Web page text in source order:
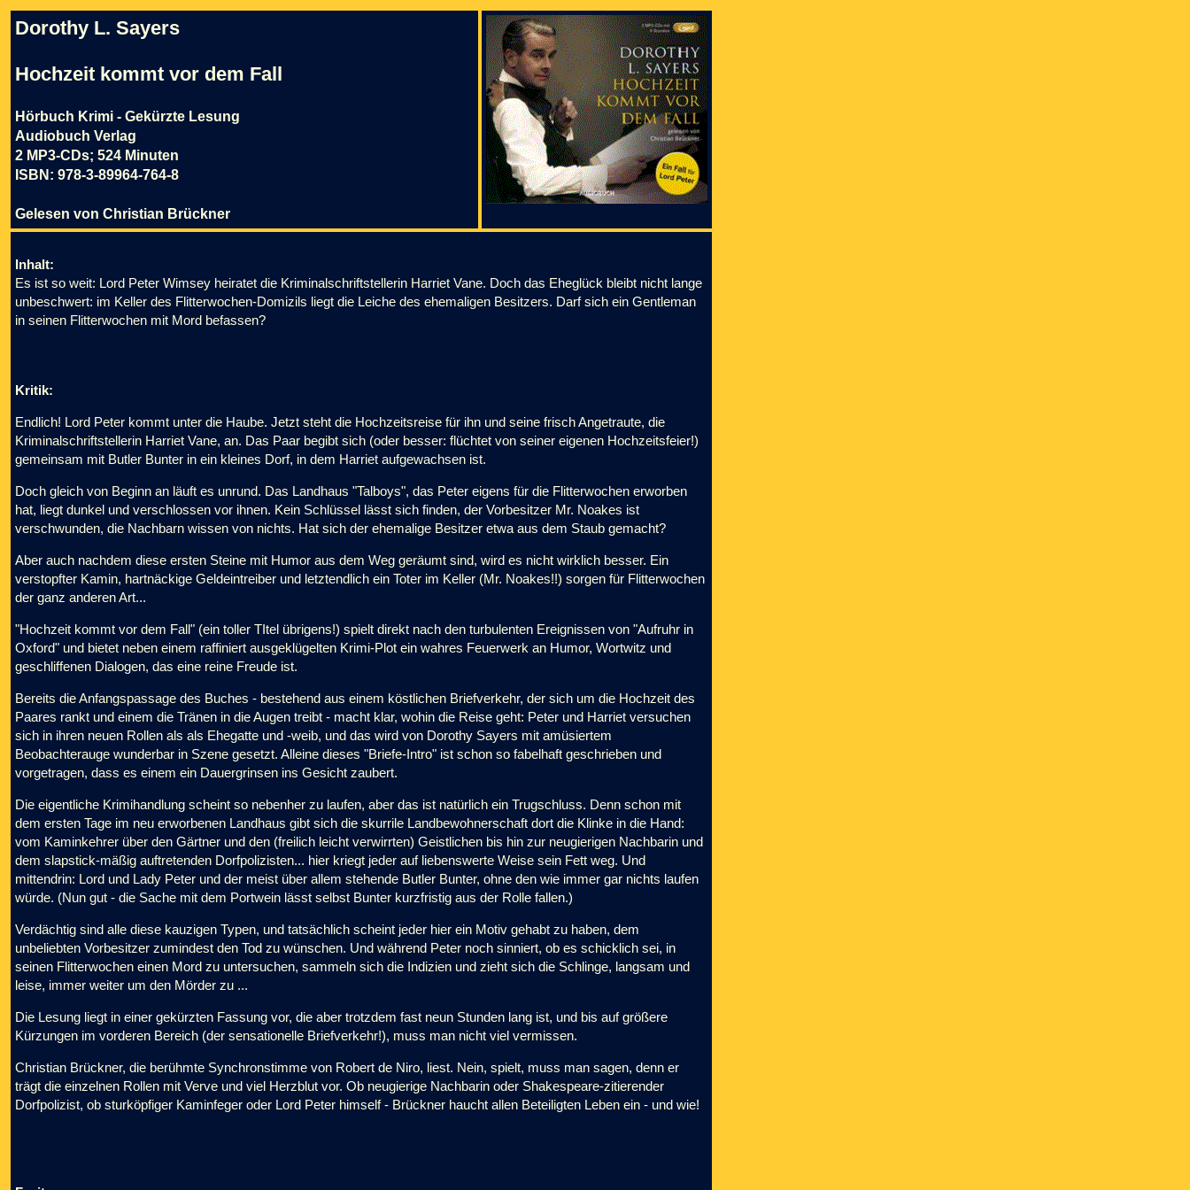
Dorothy L. Sayers
Hochzeit kommt vor dem Fall
Hörbuch Krimi - Gekürzte Lesung
Audiobuch Verlag
2 MP3-CDs; 524 Minuten
ISBN: 978-3-89964-764-8
Gelesen von Christian Brückner
Inhalt:
Es ist so weit: Lord Peter Wimsey heiratet die Kriminalschriftstellerin Harriet Vane. Doch das Eheglück bleibt nicht lange
unbeschwert: im Keller des Flitterwochen-Domizils liegt die Leiche des ehemaligen Besitzers. Darf sich ein Gentleman
in seinen Flitterwochen mit Mord befassen?
Kritik:
Endlich! Lord Peter kommt unter die Haube. Jetzt steht die Hochzeitsreise für ihn und seine frisch Angetraute, die
Kriminalschriftstellerin Harriet Vane, an. Das Paar begibt sich (oder besser: flüchtet von seiner eigenen Hochzeitsfeier!)
gemeinsam mit Butler Bunter in ein kleines Dorf, in dem Harriet aufgewachsen ist.
Doch gleich von Beginn an läuft es unrund. Das Landhaus "Talboys", das Peter eigens für die Flitterwochen erworben
hat, liegt dunkel und verschlossen vor ihnen. Kein Schlüssel lässt sich finden, der Vorbesitzer Mr. Noakes ist
verschwunden, die Nachbarn wissen von nichts. Hat sich der ehemalige Besitzer etwa aus dem Staub gemacht?
Aber auch nachdem diese ersten Steine mit Humor aus dem Weg geräumt sind, wird es nicht wirklich besser. Ein
verstopfter Kamin, hartnäckige Geldeintreiber und letztendlich ein Toter im Keller (Mr. Noakes!!) sorgen für Flitterwochen
der ganz anderen Art...
"Hochzeit kommt vor dem Fall" (ein toller TItel übrigens!) spielt direkt nach den turbulenten Ereignissen von "Aufruhr in
Oxford" und bietet neben einem raffiniert ausgeklügelten Krimi-Plot ein wahres Feuerwerk an Humor, Wortwitz und
geschliffenen Dialogen, das eine reine Freude ist.
Bereits die Anfangspassage des Buches - bestehend aus einem köstlichen Briefverkehr, der sich um die Hochzeit des
Paares rankt und einem die Tränen in die Augen treibt - macht klar, wohin die Reise geht: Peter und Harriet versuchen
sich in ihren neuen Rollen als als Ehegatte und -weib, und das wird von Dorothy Sayers mit amüsiertem
Beobachterauge wunderbar in Szene gesetzt. Alleine dieses "Briefe-Intro" ist schon so fabelhaft geschrieben und
vorgetragen, dass es einem ein Dauergrinsen ins Gesicht zaubert.
Die eigentliche Krimihandlung scheint so nebenher zu laufen, aber das ist natürlich ein Trugschluss. Denn schon mit
dem ersten Tage im neu erworbenen Landhaus gibt sich die skurrile Landbewohnerschaft dort die Klinke in die Hand:
vom Kaminkehrer über den Gärtner und den (freilich leicht verwirrten) Geistlichen bis hin zur neugierigen Nachbarin und
dem slapstick-mäßig auftretenden Dorfpolizisten... hier kriegt jeder auf liebenswerte Weise sein Fett weg. Und
mittendrin: Lord und Lady Peter und der meist über allem stehende Butler Bunter, ohne den wie immer gar nichts laufen
würde. (Nun gut - die Sache mit dem Portwein lässt selbst Bunter kurzfristig aus der Rolle fallen.)
Verdächtig sind alle diese kauzigen Typen, und tatsächlich scheint jeder hier ein Motiv gehabt zu haben, dem
unbeliebten Vorbesitzer zumindest den Tod zu wünschen. Und während Peter noch sinniert, ob es schicklich sei, in
seinen Flitterwochen einen Mord zu untersuchen, sammeln sich die Indizien und zieht sich die Schlinge, langsam und
leise, immer weiter um den Mörder zu ...
Die Lesung liegt in einer gekürzten Fassung vor, die aber trotzdem fast neun Stunden lang ist, und bis auf größere
Kürzungen im vorderen Bereich (der sensationelle Briefverkehr!), muss man nicht viel vermissen.
Christian Brückner, die berühmte Synchronstimme von Robert de Niro, liest. Nein, spielt, muss man sagen, denn er
trägt die einzelnen Rollen mit Verve und viel Herzblut vor. Ob neugierige Nachbarin oder Shakespeare-zitierender
Dorfpolizist, ob sturköpfiger Kaminfeger oder Lord Peter himself - Brückner haucht allen Beteiligten Leben ein - und wie!